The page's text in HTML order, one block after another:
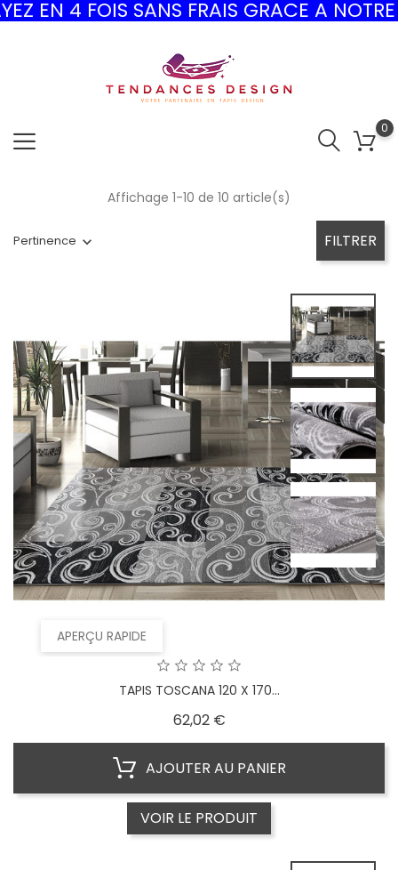
SANS FRAIS GRACE A NOTRE
0
Pertinence FILTRER
Affichage 1-10 de 10 article(s)
APERÇU RAPIDE
TAPIS TOSCANA 120 X 170...
62,02 €Prix
AJOUTER AU PANIER
VOIR LE PRODUIT